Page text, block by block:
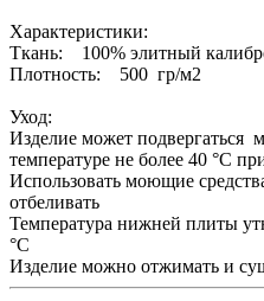
Характеристики:
Ткань: 100% элитный
Плотность: 500 гр/м2
Уход:
Изделие может подвергаться
температуре не более 40 °С
Использовать моющие
отбеливать
Температура нижней плиты
°С
Изделие можно отжимать и